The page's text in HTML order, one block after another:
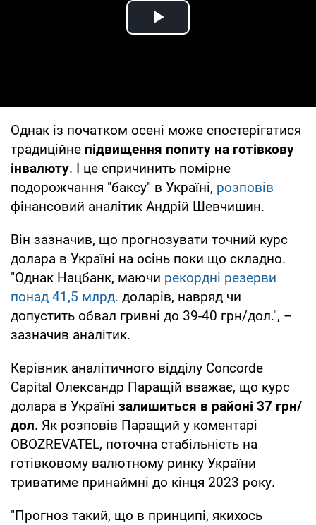
Play Video
Однак із початком осені може спостерігатися
традиційне підвищення попиту на готівкову
інвалюту. І це спричинить помірне
подорожчання "баксу" в Україні, розповів
фінансовий аналітик Андрій Шевчишин.
Він зазначив, що прогнозувати точний курс
долара в Україні на осінь поки що складно.
"Однак Нацбанк, маючи рекордні резерви
понад 41,5 млрд. доларів, навряд чи
допустить обвал гривні до 39-40 грн/дол.", –
зазначив аналітик.
Керівник аналітичного відділу Concorde
Capital Олександр Паращій вважає, що курс
долара в Україні залишиться в районі 37 грн/
дол. Як розповів Паращий у коментарі
OBOZREVATEL, поточна стабільність на
готівковому валютному ринку України
триватиме принаймні до кінця 2023 року.
"Прогноз такий, що в принципі, якихось